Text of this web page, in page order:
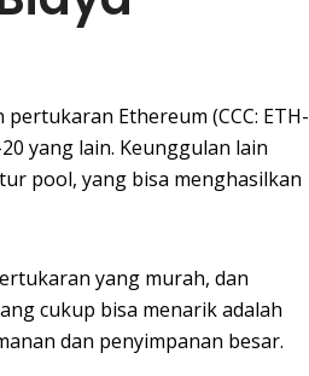
Ethereum (CCC: ETH-
yang lain. Keunggulan lain
pool, yang bisa menghasilkan
yang murah, dan
cukup bisa menarik adalah
dan penyimpanan besar.